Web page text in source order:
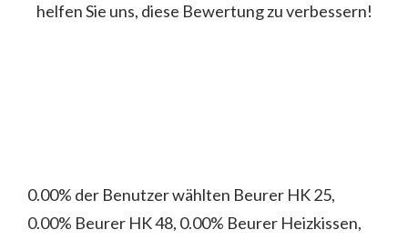
helfen Sie uns, diese Bewertung zu verbessern!
0.00% der Benutzer wählten Beurer HK 25,
0.00% Beurer HK 48, 0.00% Beurer Heizkissen,